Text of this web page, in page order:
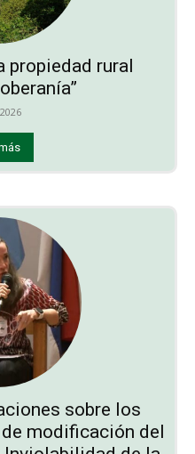
propiedad rural
sobre los
modificación del